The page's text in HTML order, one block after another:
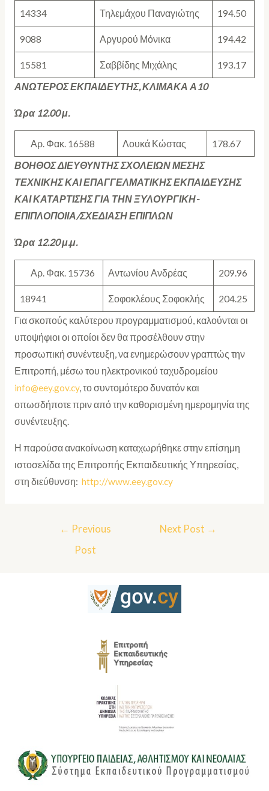
14334 Τηλεμάχου Παναγιώτης 194.50
9088 Αργυρού Μόνικα 194.42
15581 Σαββίδης Μιχάλης
193.17
ΑΝΩΤΕΡΟΣ ΕΚΠΑΙΔΕΥΤΗΣ, ΚΛΙΜΑΚΑ Α10
Ώρα 12.00 μ.
Αρ. Φακ. 16588 Λουκά Κώστας
178.67
ΒΟΗΘΟΣ ΔΙΕΥΘΥΝΤΗΣ ΣΧΟΛΕΙΩΝ ΜΕΣΗΣ
ΤΕΧΝΙΚΗΣ ΚΑΙ ΕΠΑΓΓΕΛΜΑΤΙΚΗΣ ΕΚΠΑΙΔΕΥΣΗΣ
ΚΑΙ ΚΑΤΑΡΤΙΣΗΣ ΓΙΑ ΤΗΝ ΞΥΛΟΥΡΓΙΚΗ-
ΕΠΙΠΛΟΠΟΙΙΑ/ΣΧΕΔΙΑΣΗ ΕΠΙΠΛΩΝ
Ώρα 12.20 μ.μ.
Αρ. Φακ. 15736 Αντωνίου Ανδρέας 209.96
18941 Σοφοκλέους Σοφοκλής
204.25
Για σκοπούς καλύτερου προγραμματισμού, καλούνται οι
υποψήφιοι οι οποίοι δεν θα προσέλθουν στην
προσωπική συνέντευξη, να ενημερώσουν γραπτώς την
Επιτροπή, μέσω του ηλεκτρονικού ταχυδρομείου
info@eey.gov.cy, το συντομότερο δυνατόν και
οπωσδήποτε πριν από την καθορισμένη ημερομηνία της
συνέντευξης.
Η παρούσα ανακοίνωση καταχωρήθηκε στην επίσημη
ιστοσελίδα της Επιτροπής Εκπαιδευτικής Υπηρεσίας,
στη διεύθυνση: http://www.eey.gov.cy
← Previous
Post
Next Post →